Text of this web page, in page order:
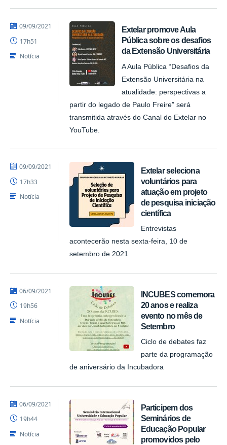
Extelar promove Aula
Pública sobre os desafios
da Extensão Universitária
A Aula Pública “Desafios da
Extensão Universitária na
atualidade: perspectivas a
partir do legado de Paulo Freire” será
transmitida através do Canal do Extelar no
YouTube.
por
publicado
09/09/2021
17h51
Notícia
Extelar seleciona
voluntários para
atuação em projeto
de pesquisa iniciação
científica
Entrevistas
acontecerão nesta sexta-feira, 10 de
setembro de 2021
por
publicado
09/09/2021
17h33
Notícia
INCUBES comemora
20 anos e realiza
evento no mês de
Setembro
Ciclo de debates faz
parte da programação
de aniversário da Incubadora
por
publicado
06/09/2021
19h56
Notícia
Participem dos
Seminários de
Educação Popular
promovidos pelo
por
publicado
06/09/2021
19h44
Notícia